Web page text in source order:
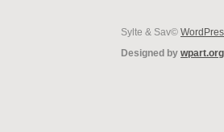
Sylte & Sav©
Designed by wpart.org